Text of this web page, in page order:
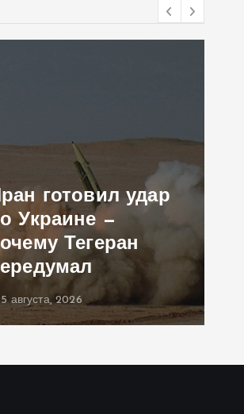
готовил удар
Украине —
Тегеран
5 августа, 2026